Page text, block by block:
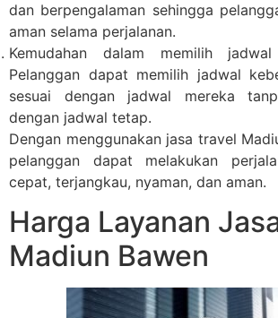
dan berpengalaman sehingga
aman selama perjalanan.
Kemudahan dalam memilih jadwal
Pelanggan dapat memilih jadwal
sesuai dengan jadwal mereka
dengan jadwal tetap.
Dengan menggunakan jasa travel
pelanggan dapat melakukan
cepat, terjangkau, nyaman, dan aman.
Harga Layanan
Madiun Bawen